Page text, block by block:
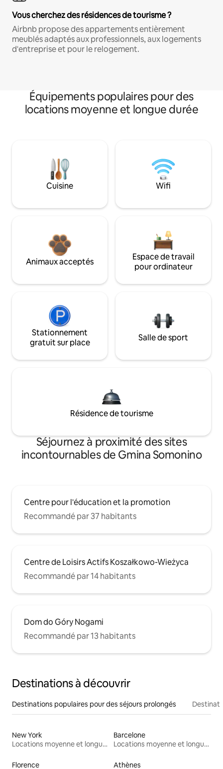
Vous cherchez des résidences de tourisme ?
Airbnb propose des appartements entièrement
meublés adaptés aux professionnels, aux logements
d'entreprise et pour le relogement.
Équipements populaires pour des
locations moyenne et longue durée
Cuisine Wifi
Animaux acceptés
Espace de travail
pour ordinateur
Stationnement
gratuit sur place
Salle de sport
Résidence de tourisme
Séjournez à proximité des sites
incontournables de Gmina Somonino
Centre pour l'éducation et la promotion
Recommandé par 37 habitants
Centre de Loisirs Actifs Koszałkowo-Wieżyca
Recommandé par 14 habitants
Dom do Góry Nogami
Recommandé par 13 habitants
Destinations à découvrir
Destinations populaires pour des séjours prolongés
New York
Locations moyenne et longue durée
Barcelone
Locations moyenne et longue durée
Florence Athènes